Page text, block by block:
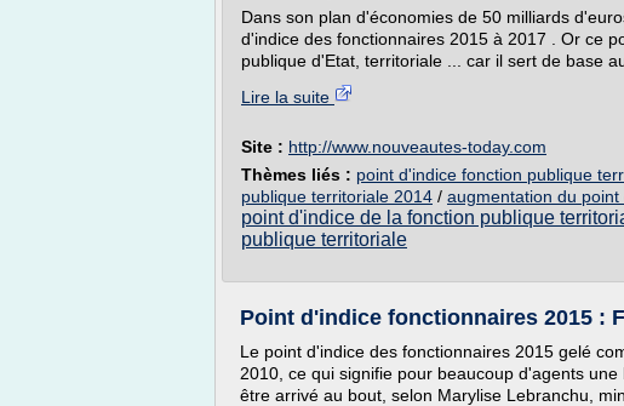
Dans son plan d'économies de 50 milliards
d'indice des fonctionnaires 2015 à 2017 . Or ce
publique d'Etat, territoriale ... car il sert de base
Lire la suite
Site : http://www.nouveautes-today.com
Thèmes liés : point d'indice fonction publique
publique territoriale 2014 / augmentation du
point d'indice de la fonction publique
publique territoriale
Point d'indice fonctionnaires 2015 :
Le point d'indice des fonctionnaires 2015 gelé
2010, ce qui signifie pour beaucoup d'agents
être arrivé au bout, selon Marylise Lebranchu,